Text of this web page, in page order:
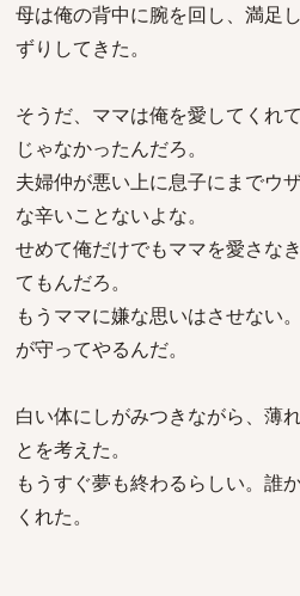
母は俺の背中に腕を回し、満足
ずりしてきた。
そうだ、ママは俺を愛してくれ
じゃなかったんだろ。
夫婦仲が悪い上に息子にまでウ
な辛いことないよな。
せめて俺だけでもママを愛さな
てもんだろ。
もうママに嫌な思いはさせない
が守ってやるんだ。
白い体にしがみつきながら、薄
とを考えた。
もうすぐ夢も終わるらしい。誰
くれた。